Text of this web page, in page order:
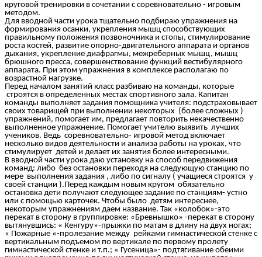
круговой тренировки в сочетании с соревновательно - игровым
методом.
Для вводной части урока тщательно подбираю упражнения на
формирования осанки, укрепления мышц способствующих
правильному положения позвоночника и стопы, стимулирование
роста костей, развитие опорно-двигательного аппарата и органов
дыхания, укрепление диафрагмы, межреберных мышц, мышц
брюшного пресса, совершенствование функций вестибулярного
аппарата. При этом упражнения в комплексе располагаю по
возрастной нагрузке.
Перед началом занятий класс разбиваю на команды, которые
строятся в определенных местах спортивного зала. Капитан
команды выполняет задания помощника учителя: подстраховывает
своих товарищей при выполнении некоторых (более сложных )
упражнений, помогает им, предлагает повторить некачественно
выполненное упражнение. Помогает учителю выявить лучших
учеников. Ведь соревновательно- игровой метод включает
несколько видов деятельности и анализа работы на уроках, что
стимулирует детей и делает их занятия более интересными.
В вводной части урока даю установку на способ передвижения
команд: либо без остановки переходя на следующую станцию по
мере выполнения задания , либо по сигналу ( учащиеся строятся у
своей станции ).Перед каждым новым кругом обязательно
остановка дети получают следующее задание по станциям- устно
или с помощью карточек. Чтобы было детям интереснее,
некоторым упражнениям даем название. Так «колобок»-это
перекат в сторону в группировке: «Бревнышко» -перекат в сторону
вытянувшись: « Кенгуру»-прыжки по матам в длину на двух ногах;
« Пожарные «-пролезание между рейками гимнастической стенке с
вертикальным подъемом по вертикале по первому пролету
гимнастической стенке и т.п.; « Гусеница»- подтягивание обеими